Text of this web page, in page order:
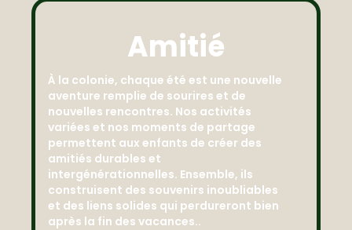
Amitié
À la colonie, chaque été est une nouvelle
aventure remplie de sourires et de
nouvelles rencontres. Nos activités
variées et nos moments de partage
permettent aux enfants de créer des
amitiés durables et
intergénérationnelles. Ensemble, ils
construisent des souvenirs inoubliables
et des liens solides qui perdureront bien
après la fin des vacances..